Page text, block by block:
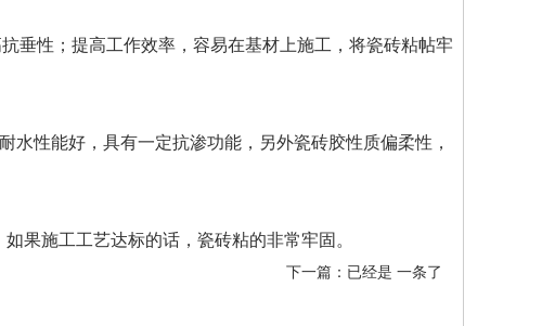
垂性；提高工作效率，容易在基材上施工，将瓷砖粘帖牢
性能好，具有一定抗渗功能，另外瓷砖胶性质偏柔性，
果施工工艺达标的话，瓷砖粘的非常牢固。
下一篇：已经是 一条了